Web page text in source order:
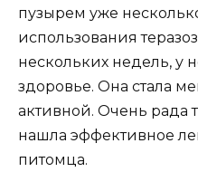
пузырем уже
использования
нескольких недель, у
здоровье. Она стала
активной. Очень рада
нашла эффективное
питомца.